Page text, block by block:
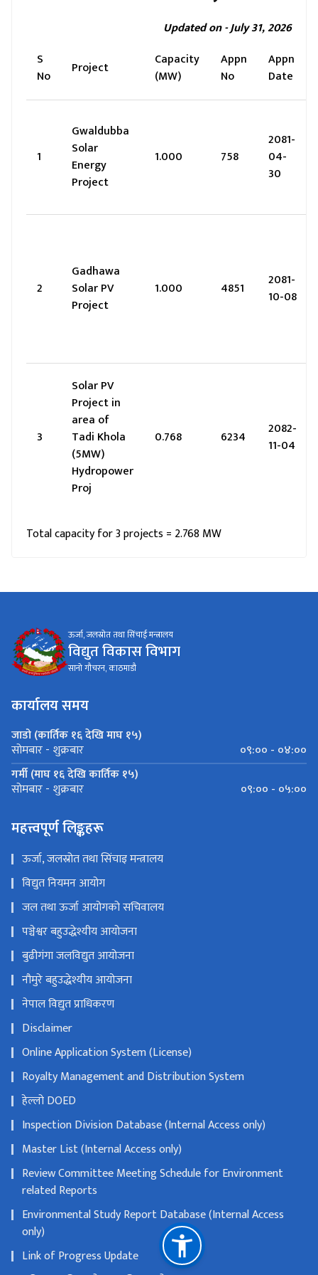
Updated on - July 31, 2026
S
No
Project
Capacity
(MW)
Appn
No
Appn
Date
1
Gwaldubba
Solar
Energy
Project
1.000 758
2081-
04-
30
2
Gadhawa
Solar PV
Project
1.000 4851
2081-
10-08
3
Solar PV
Project in
area of
Tadi Khola
(5MW)
Hydropower
Proj
0.768 6234
2082-
11-04
Total capacity for 3 projects = 2.768 MW
ऊर्जा, जलस्रोत तथा सिंचाई मन्त्रालय
विद्युत विकास विभाग
सानो गौचरन, काठमाडौ
कार्यालय समय
जाडो (कार्तिक १६ देखि माघ १५)
सोमबार - शुक्रबार
०९:०० - ०४:००
गर्मी (माघ १६ देखि कार्तिक १५)
सोमबार - शुक्रबार ०९:०० - ०५:००
महत्त्वपूर्ण लिङ्कहरू
ऊर्जा, जलस्रोत तथा सिंचाइ मन्त्रालय
विद्युत नियमन आयोग
जल तथा ऊर्जा आयोगको सचिवालय
पञ्चेश्वर बहुउद्धेश्यीय आयोजना
बुढीगंगा जलविद्युत आयोजना
नौमुरे बहुउद्धेश्यीय आयोजना
नेपाल विद्युत प्राधिकरण
Disclaimer
Online Application System (License)
Royalty Management and Distribution System
हेल्लो DOED
Inspection Division Database (Internal Access only)
Master List (Internal Access only)
Review Committee Meeting Schedule for Environment
related Reports
Environmental Study Report Database (Internal Access
only)
Link of Progress Update